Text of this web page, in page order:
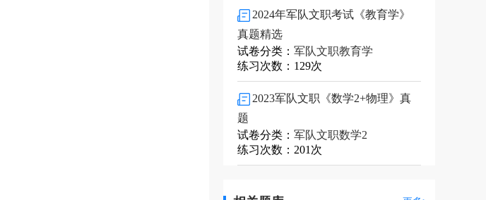
2024年军队文职考试《教育学》
真题精选
试卷分类： 军队文职教育学
练习次数：129次
2023军队文职《数学2+物理》真
题
试卷分类： 军队文职数学2
练习次数：201次